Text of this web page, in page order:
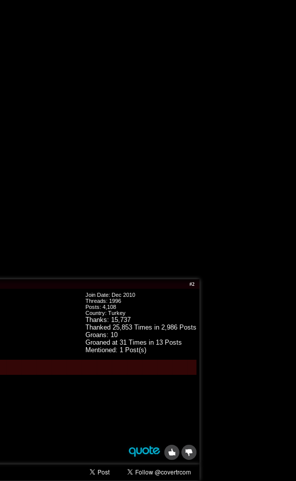
#2
Join Date: Dec 2010
Threads: 1996
Posts: 4,108
Country: Turkey
Thanks: 15,737
Thanked 25,853 Times in 2,986 Posts
Groans: 10
Groaned at 31 Times in 13 Posts
Mentioned: 1 Post(s)